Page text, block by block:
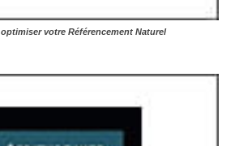
votre Référencement Naturel